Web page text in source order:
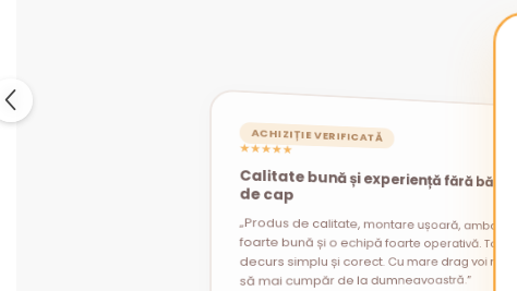
ACHIZIȚIE VERIFICATĂ
★★★★★
Calitate bună și experiență fără bătăi
de cap
„Produs de calitate, montare ușoară, ambalare
foarte bună și o echipă foarte operativă. Totul a
decurs simplu și corect. Cu mare drag voi reveni
să mai cumpăr de la dumneavoastră.”